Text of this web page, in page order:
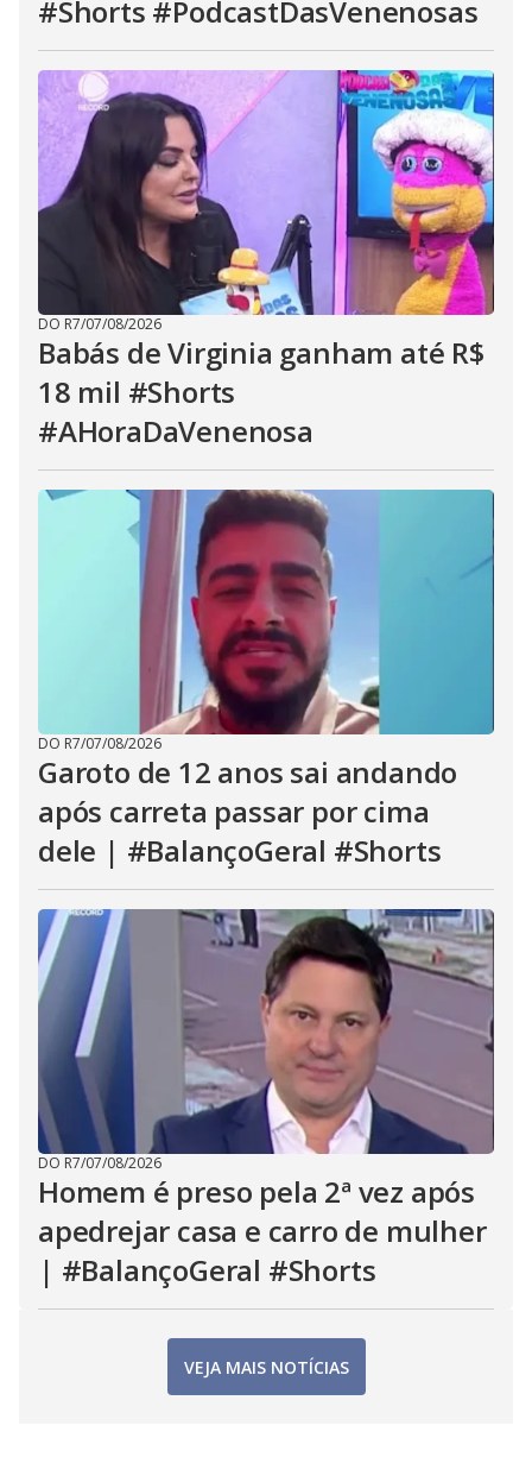
#Shorts #PodcastDasVenenosas
DO R7/07/08/2026
Babás de Virginia ganham até R$
18 mil #Shorts
#AHoraDaVenenosa
DO R7/07/08/2026
Garoto de 12 anos sai andando
após carreta passar por cima
dele | #BalançoGeral #Shorts
DO R7/07/08/2026
Homem é preso pela 2ª vez após
apedrejar casa e carro de mulher
| #BalançoGeral #Shorts
VEJA MAIS NOTÍCIAS